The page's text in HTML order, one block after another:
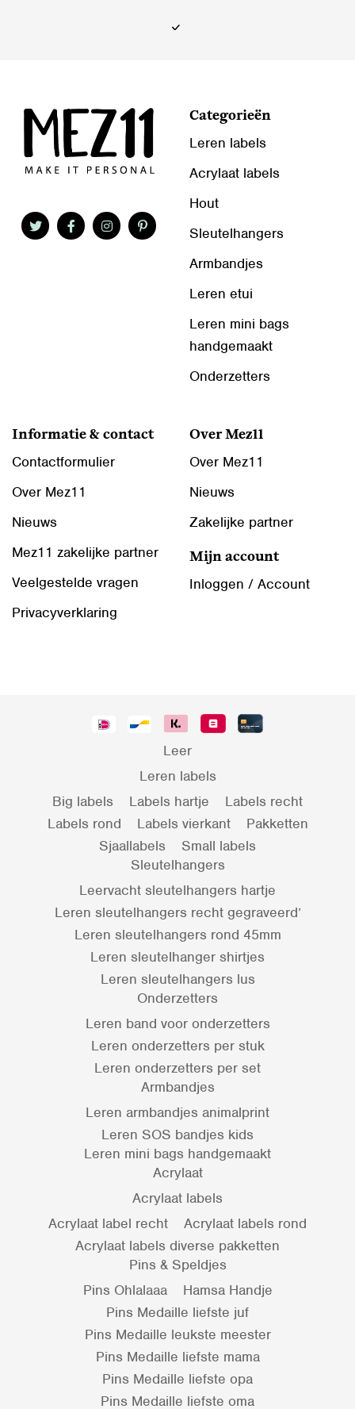
Categorieën
Leren labels
Acrylaat labels
Hout
Sleutelhangers
Armbandjes
Leren etui
Leren mini bags
handgemaakt
Onderzetters
Informatie & contact
Contactformulier
Over Mez11
Nieuws
Mez11 zakelijke partner
Veelgestelde vragen
Privacyverklaring
Over Mez11
Over Mez11
Nieuws
Zakelijke partner
Mijn account
Inloggen / Account
Leer
Leren labels
Big labels
Labels hartje
Labels recht
Labels rond
Labels vierkant
Pakketten
Sjaallabels
Small labels
Sleutelhangers
Leervacht sleutelhangers hartje
Leren sleutelhangers recht gegraveerd’
Leren sleutelhangers rond 45mm
Leren sleutelhanger shirtjes
Leren sleutelhangers lus
Onderzetters
Leren band voor onderzetters
Leren onderzetters per stuk
Leren onderzetters per set
Armbandjes
Leren armbandjes animalprint
Leren SOS bandjes kids
Leren mini bags handgemaakt
Acrylaat
Acrylaat labels
Acrylaat label recht
Acrylaat labels rond
Acrylaat labels diverse pakketten
Pins & Speldjes
Pins Ohlalaaa
Hamsa Handje
Pins Medaille liefste juf
Pins Medaille leukste meester
Pins Medaille liefste mama
Pins Medaille liefste opa
Pins Medaille liefste oma